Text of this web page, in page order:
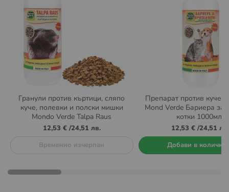
Гранули против къртици, сляпо
куче, полевки и полски мишки
Mondo Verde Talpa Raus
12,53 €/24,51 лв.
Временно изчерпан
Препарат против
Mond Verde Бариера за
котки 1000мл.
12,53 €/24,51 лв.
Добави в